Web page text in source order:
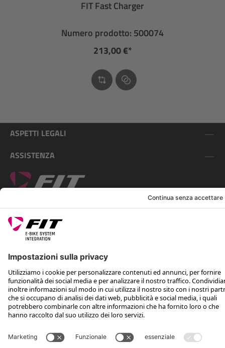
FIT Fast Charger
Numero prodotto: 500074
213,00 €*
ASPETTI LEGALI
ASSISTENZA
*Prezzo consigliato non vincolante, incl. IVA e spese di spedizione
Rotax Bike Technology AG © 2025